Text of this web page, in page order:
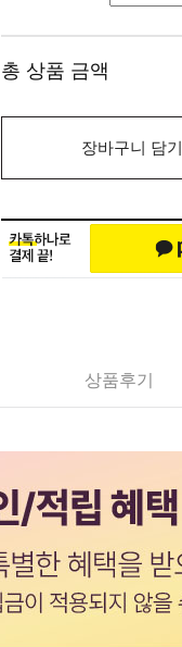
총 상품 금액
장바구니 담기
상품후기